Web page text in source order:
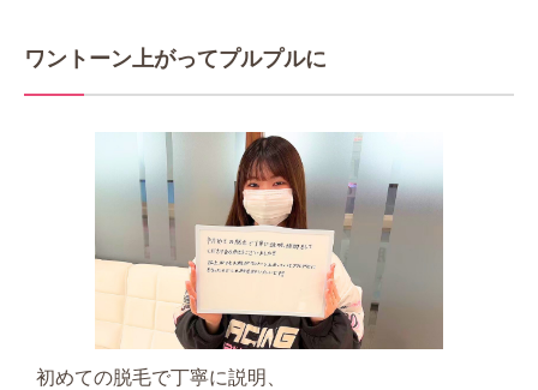
ワントーン上がってプルプルに
初めての脱毛で丁寧に説明、